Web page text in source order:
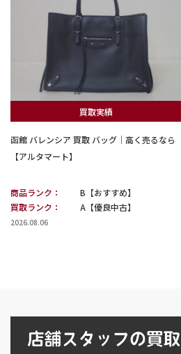
買取実績
函館 バレンシア 買取 バッグ｜高く売るなら
【アルタマート】
商品ランク：
B【おすすめ】
買取ランク：
A【優良中古】
2026.08.06